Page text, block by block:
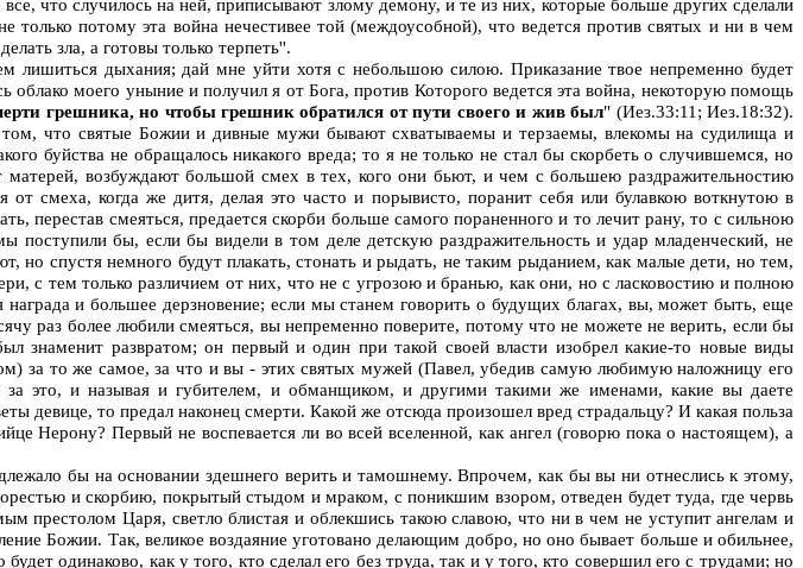
что случилось на ней, приписывают злому демону, и те из них, которые больше других сделали
потому эта война нечестивее той (междоусобной), что ведется против святых и ни в чем
зла, а готовы только терпеть''.
лишиться дыхания; дай мне уйти хотя с небольшою силою. Приказание твое непременно будет
облако моего уныние и получил я от Бога, против Которого ведется эта война, некоторую помощь
грешника, но чтобы грешник обратился от пути своего и жив был" (Иез.33:11; Иез.18:32).
что святые Божии и дивные мужи бывают схватываемы и терзаемы, влекомы на судилища и
буйства не обращалось никакого вреда; то я не только не стал бы скорбеть о случившемся, но
возбуждают большой смех в тех, кого они бьют, и чем с большею раздражительностию
смеха, когда же дитя, делая это часто и порывисто, поранит себя или булавкою воткнутою в
перестав смеяться, предается скорби больше самого пораненного и то лечит рану, то с сильною
бы, если бы видели в том деле детскую раздражительность и удар младенческий, не
спустя немного будут плакать, стонать и рыдать, не таким рыданием, как малые дети, но тем,
с тем только различием от них, что не с угрозою и бранью, как они, но с ласковостию и полною
и большее дерзновение; если мы станем говорить о будущих благах, вы, может быть, еще
раз более любили смеяться, вы непременно поверите, потому что не можете не верить, если бы
знаменит развратом; он первый и один при такой своей власти изобрел какие-то новые виды
за то же самое, за что и вы - этих святых мужей (Павел, убедив самую любимую наложницу его
это, и называя и губителем, и обманщиком, и другими такими же именами, какие вы даете
девице, то предал наконец смерти. Какой же отсюда произошел вред страдальцу? И какая польза
Нерону? Первый не воспевается ли во всей вселенной, как ангел (говорю пока о настоящем), а
бы на основании здешнего верить и тамошнему. Впрочем, как бы вы ни отнеслись к этому,
и скорбию, покрытый стыдом и мраком, с поникшим взором, отведен будет туда, где червь
престолом Царя, светло блистая и облекшись такою славою, что ни в чем не уступит ангелам и
Божии. Так, великое воздаяние уготовано делающим добро, но оно бывает больше и обильнее,
одинаково, как у того, кто сделал его без труда, так и у того, кто совершил его с трудами; но